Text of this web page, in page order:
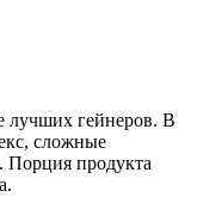
лучших гейнеров. В
сложные
продукта